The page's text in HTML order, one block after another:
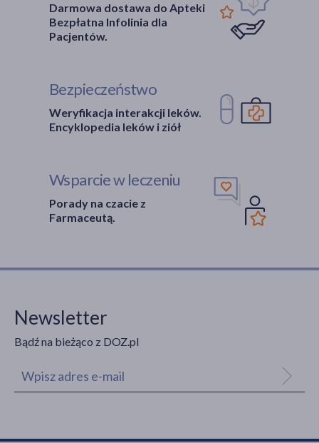
Darmowa dostawa do Apteki
Bezpłatna Infolinia dla
Pacjentów.
Bezpieczeństwo
Weryfikacja interakcji leków.
Encyklopedia leków i ziół
Wsparcie w leczeniu
Porady na czacie z
Farmaceutą.
Newsletter
Bądź na bieżąco z DOZ.pl